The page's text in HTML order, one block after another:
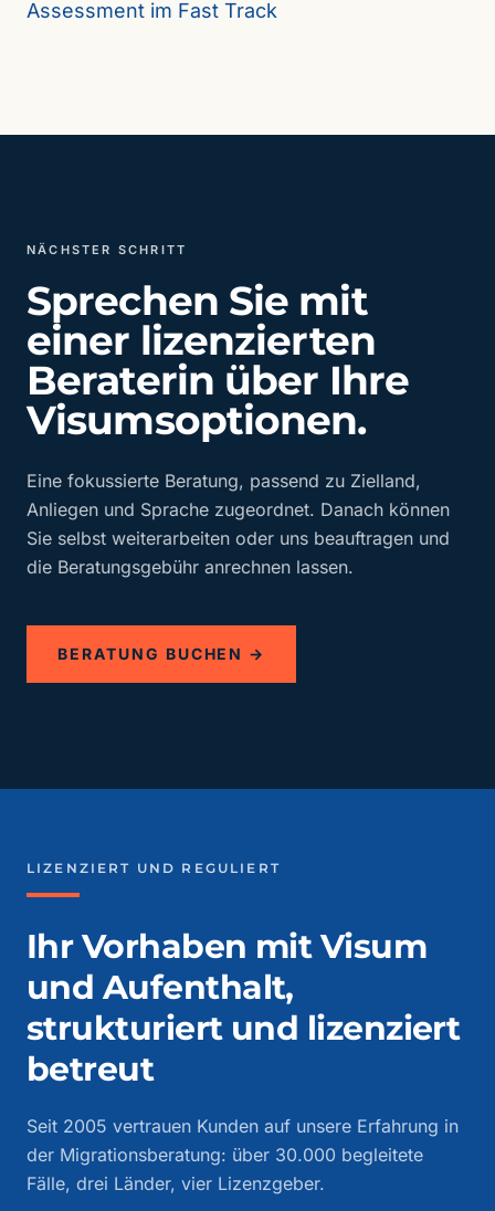
Assessment im Fast Track
NÄCHSTER SCHRITT
Sprechen Sie mit
einer lizenzierten
Beraterin über Ihre
Visumsoptionen.
Eine fokussierte Beratung, passend zu Zielland,
Anliegen und Sprache zugeordnet. Danach können
Sie selbst weiterarbeiten oder uns beauftragen und
die Beratungsgebühr anrechnen lassen.
BERATUNG BUCHEN →
LIZENZIERT UND REGULIERT
Ihr Vorhaben mit Visum
und Aufenthalt,
strukturiert und lizenziert
betreut
Seit 2005 vertrauen Kunden auf unsere Erfahrung in
der Migrationsberatung: über 30.000 begleitete
Fälle, drei Länder, vier Lizenzgeber.